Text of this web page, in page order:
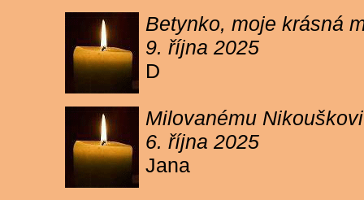
Betynko, moje krásná
9. října 2025
D
Milovanému
6. října 2025
Jana